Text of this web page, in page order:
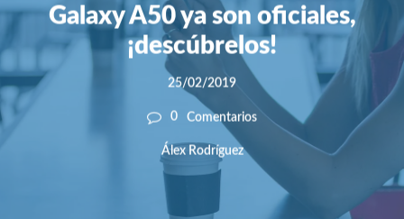
Galaxy A50 ya son oficiales,
¡descúbrelos!
25/02/2019
0 Comentarios
Álex Rodríguez